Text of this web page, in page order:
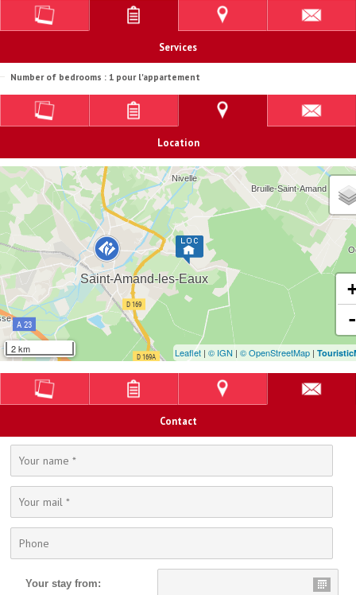
Services
Number of bedrooms : 1 pour l'appartement
Location
2 km Leaflet| © IGN | © OpenStreetMap|
Contact
Your stay from: